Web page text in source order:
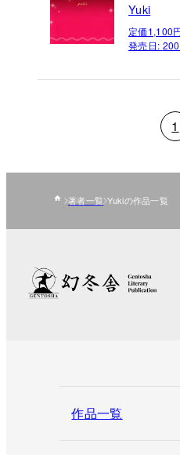
Yuki
定価1,100
発売日:
1
著者一覧 Yukiの作品一覧
作品一覧